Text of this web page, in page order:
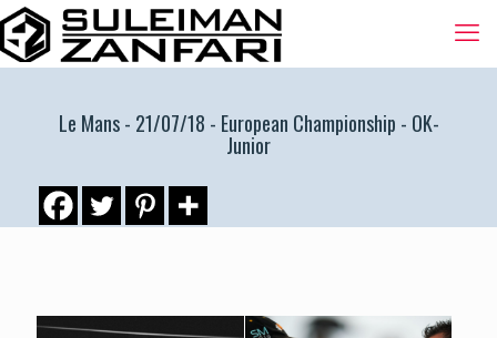
Le Mans - 21/07/18 - European Championship - OK-
Junior